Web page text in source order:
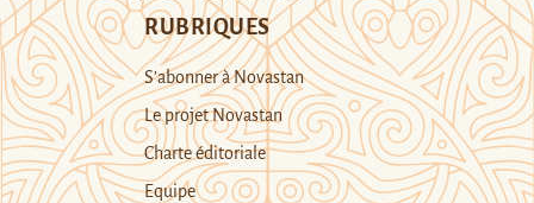
RUBRIQUES
S’abonner à Novastan
Le projet Novastan
Charte éditoriale
Equipe